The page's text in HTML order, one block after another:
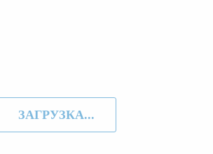
ЗАГРУЗКА...